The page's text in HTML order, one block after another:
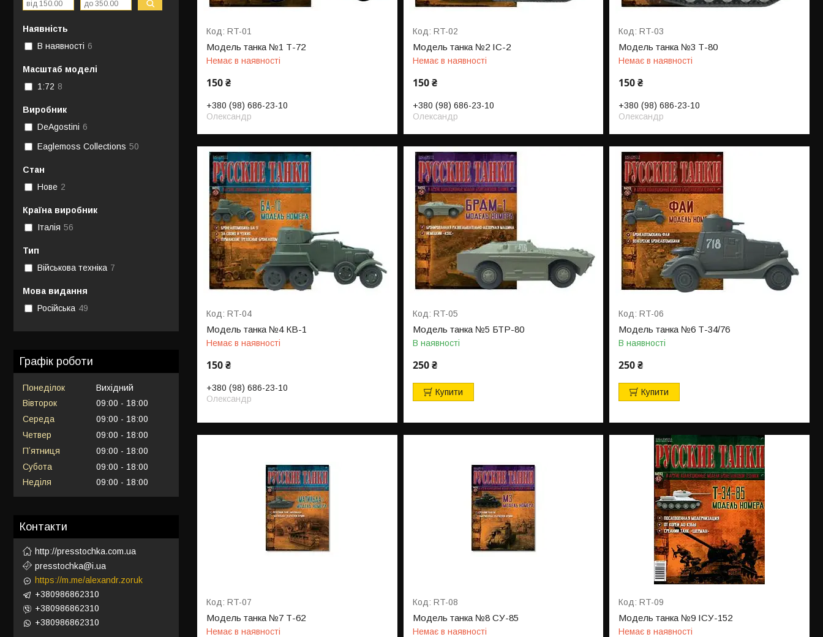
RT-01
Модель танка №1 Т-72
Немає в наявності
150 ₴
+380 (98) 686-23-10
Олександр
RT-02
Модель танка №2 ІС-2
Немає в наявності
150 ₴
+380 (98) 686-23-10
Олександр
RT-03
Модель танка №3 Т-80
Немає в наявності
150 ₴
+380 (98) 686-23-10
Олександр
RT-04
Модель танка №4 КВ-1
Немає в наявності
150 ₴
+380 (98) 686-23-10
Олександр
RT-05
Модель танка №5 БТР-80
В наявності
250 ₴
Купити
RT-06
Модель танка №6 Т-34/76
В наявності
250 ₴
Купити
RT-07
Модель танка №7 Т-62
Немає в наявності
RT-08
Модель танка №8 СУ-85
Немає в наявності
RT-09
Модель танка №9 ІСУ-152
Немає в наявності
Наявність
В наявності 6
Масштаб моделі
1:72 8
Виробник
DeAgostini 6
Eaglemoss Collections 50
Стан
Нове 2
Країна виробник
Італія 56
Тип
Військова техніка 7
Мова видання
Російська 49
Графік роботи
Понеділок
Вихідний
Вівторок
09:00
18:00
Середа
09:00
18:00
Четвер
09:00
18:00
Пʼятниця
09:00
18:00
Субота
09:00
18:00
Неділя
09:00 18:00
Контакти
http://presstochka.com.ua
presstochka@i.ua
https://m.me/alexandr.zoruk
+380986862310
+380986862310
+380986862310